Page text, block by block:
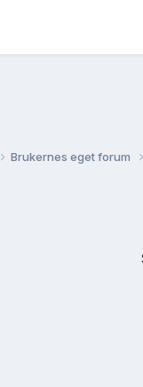
Brukernes eget forum